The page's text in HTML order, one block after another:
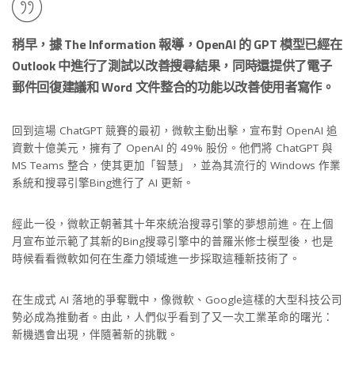
稍早，據 The Information 報導，OpenAI 的 GPT 模型已經在
Outlook 中進行了測試以改善搜尋結果，同時還提供了電子
郵件回復建議和 Word 文件整合的功能以改善使用者寫作。
回到這場 ChatGPT 競賽的最初，微軟主動出擊，宣布對 OpenAI 追
資數十億美元，擁有了 OpenAI 的 49% 股份。他們將 ChatGPT 與
MS Teams 整合，使其更加「智慧」，並為其流行的 Windows 作業
系統和搜尋引擎Bing進行了 AI 更新。
經此一役，微軟正朝著其十年來統治搜尋引擎的夢想前進。在上個
月宣布並示範了其新的Bing搜尋引擎中的普羅米修士模型後，也是
時候看看微軟如何在生產力領域進一步採取這種新技術了。
在生成式 AI 落地的爭奪戰中，像微軟、Google這樣的大型科技公司
勢必成為推動者。由此，人們似乎看到了又一次工業革命的曙光：
新機遇會出現，伴隨著新的挑戰。